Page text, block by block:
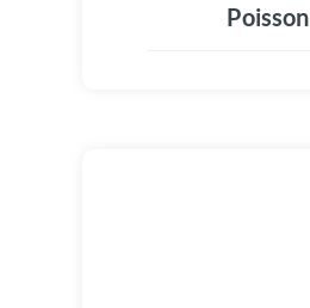
Poisson